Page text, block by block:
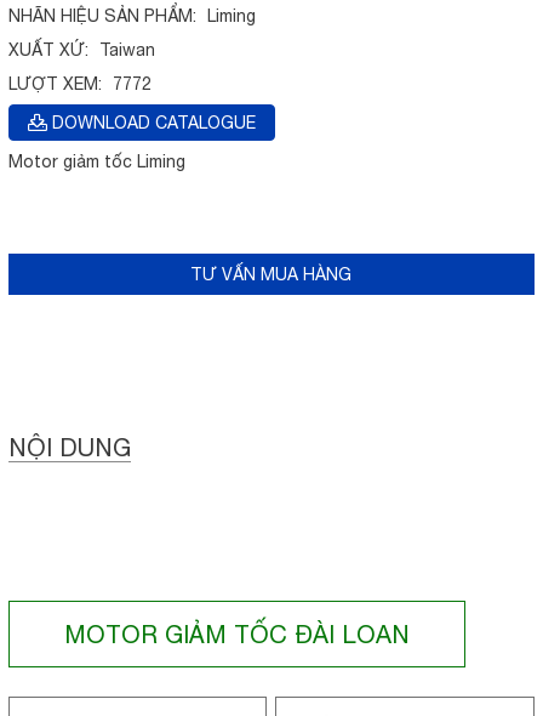
NHÃN HIỆU SẢN PHẨM:
Liming
XUẤT XỨ:
Taiwan
LƯỢT XEM:
7772
DOWNLOAD CATALOGUE
Motor giảm tốc Liming
TƯ VẤN MUA HÀNG
NỘI DUNG
MOTOR GIẢM TỐC ĐÀI LOAN